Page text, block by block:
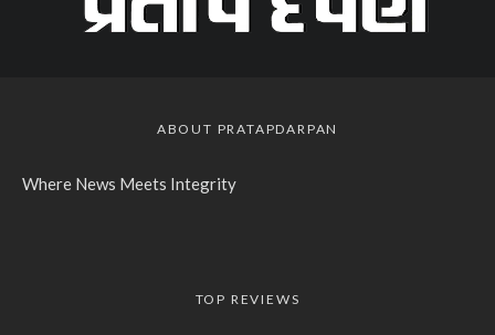
ABOUT PRATAPDARPAN
Where News Meets Integrity
TOP REVIEWS